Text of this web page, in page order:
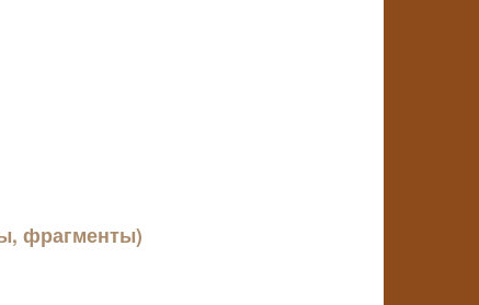
фрагменты)